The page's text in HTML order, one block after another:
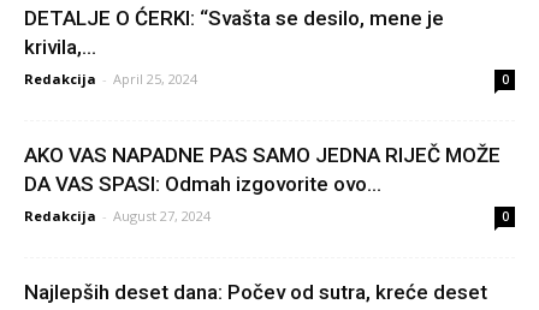
DETALJE O ĆERKI: “Svašta se desilo, mene je
krivila,...
Redakcija - April 25, 2024 0
AKO VAS NAPADNE PAS SAMO JEDNA RIJEČ MOŽE
DA VAS SPASI: Odmah izgovorite ovo...
Redakcija - August 27, 2024 0
Najlepših deset dana: Počev od sutra, kreće deset